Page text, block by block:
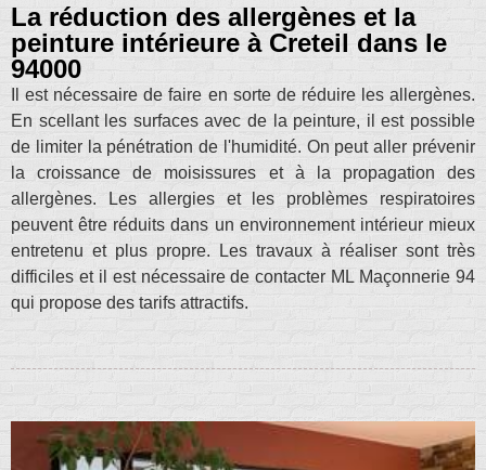
La réduction des allergènes et la
peinture intérieure à Creteil dans le
94000
Il est nécessaire de faire en sorte de réduire les allergènes.
En scellant les surfaces avec de la peinture, il est possible
de limiter la pénétration de l'humidité. On peut aller prévenir
la croissance de moisissures et à la propagation des
allergènes. Les allergies et les problèmes respiratoires
peuvent être réduits dans un environnement intérieur mieux
entretenu et plus propre. Les travaux à réaliser sont très
difficiles et il est nécessaire de contacter ML Maçonnerie 94
qui propose des tarifs attractifs.